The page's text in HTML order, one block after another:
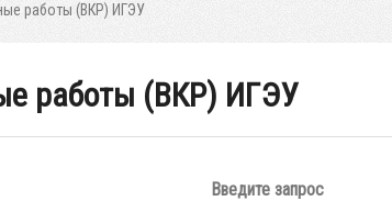
работы (ВКР) ИГЭУ
работы (ВКР) ИГЭУ
Введите запрос